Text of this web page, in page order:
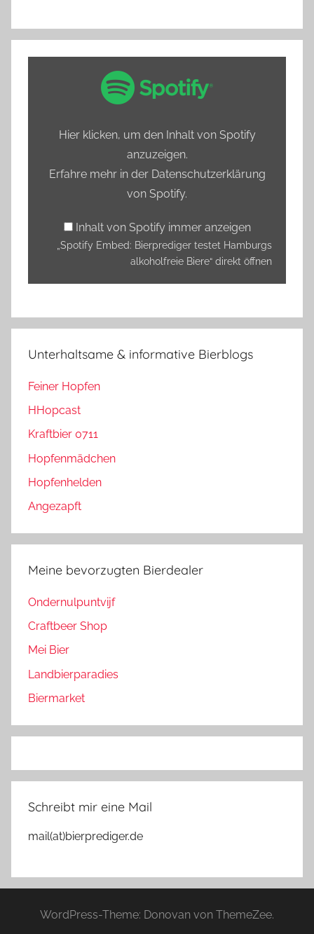
anzeigen
Hier klicken, um den Inhalt von Spotify
anzuzeigen.
Erfahre mehr in der Datenschutzerklärung
von Spotify.
Inhalt von Spotify immer anzeigen
„Spotify Embed: Bierprediger testet Hamburgs
alkoholfreie Biere“ direkt öffnen
Unterhaltsame & informative Bierblogs
Feiner Hopfen
HHopcast
Kraftbier 0711
Hopfenmädchen
Hopfenhelden
Angezapft
Meine bevorzugten Bierdealer
Ondernulpuntvijf
Craftbeer Shop
Mei Bier
Landbierparadies
Biermarket
Schreibt mir eine Mail
mail(at)bierprediger.de
WordPress-Theme: Donovan von ThemeZee.